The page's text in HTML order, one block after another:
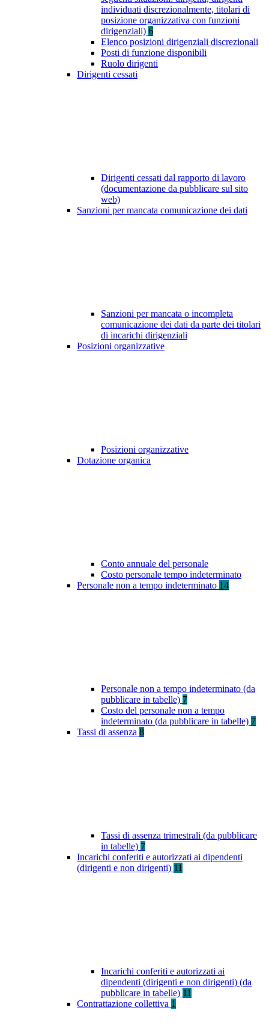
individuati discrezionalmente, titolari di
posizione organizzativa con funzioni
dirigenziali) 6
Elenco posizioni dirigenziali discrezionali
Posti di funzione disponibili
Ruolo dirigenti
Dirigenti cessati
Dirigenti cessati dal rapporto di lavoro
(documentazione da pubblicare sul sito
web)
Sanzioni per mancata comunicazione dei dati
Sanzioni per mancata o incompleta
comunicazione dei dati da parte dei titolari
di incarichi dirigenziali
Posizioni organizzative
Posizioni organizzative
Dotazione organica
Conto annuale del personale
Costo personale tempo indeterminato
Personale non a tempo indeterminato 14
Personale non a tempo indeterminato (da
pubblicare in tabelle) 7
Costo del personale non a tempo
indeterminato (da pubblicare in tabelle) 7
Tassi di assenza 8
Tassi di assenza trimestrali (da pubblicare
in tabelle) 7
Incarichi conferiti e autorizzati ai dipendenti
(dirigenti e non dirigenti) 11
Incarichi conferiti e autorizzati ai
dipendenti (dirigenti e non dirigenti) (da
pubblicare in tabelle) 11
Contrattazione collettiva 1